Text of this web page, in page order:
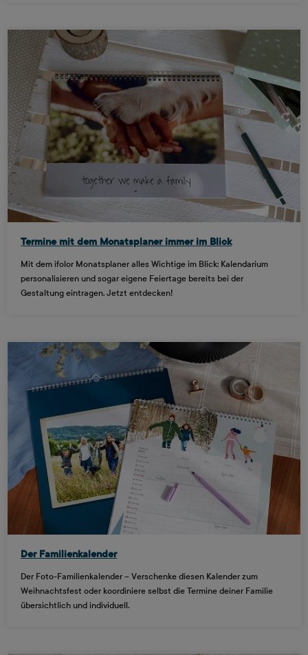
Termine mit dem Monatsplaner immer im Blick
Mit dem ifolor Monatsplaner alles Wichtige im Blick: Kalendarium
personalisieren und sogar eigene Feiertage bereits bei der
Gestaltung eintragen. Jetzt entdecken!
Der Familienkalender
Der Foto-Familienkalender – Verschenke diesen Kalender zum
Weihnachtsfest oder koordiniere selbst die Termine deiner Familie
übersichtlich und individuell.